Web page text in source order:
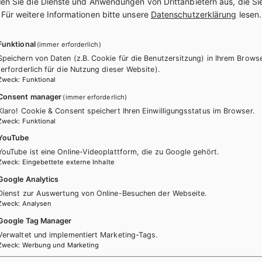
Informatik für Höhere
E-Book
Book Solo
Angewandte Informatik
Lehrbuch + E-Book
könnten Sie ebenfalls
Für weitere Informationen bitte unsere Datenschutzerklärung lesen.
(immer erforderlich)
von Daten (z.B. Cookie für die Benutzersitzung) in Ihrem
für die Nutzung dieser Website).
: Funktional
manager (immer erforderlich)
Cookie & Consent speichert Ihren Einwilligungsstatus im Browser.
: Funktional
ist eine Online-Videoplattform, die zu Google gehört.
: Eingebettete externe Inhalte
Analytics
zur Auswertung von Online-Besuchen der Webseite.
: Analysen
Tag Manager
und implementiert Marketing-Tags.
: Werbung und Marketing